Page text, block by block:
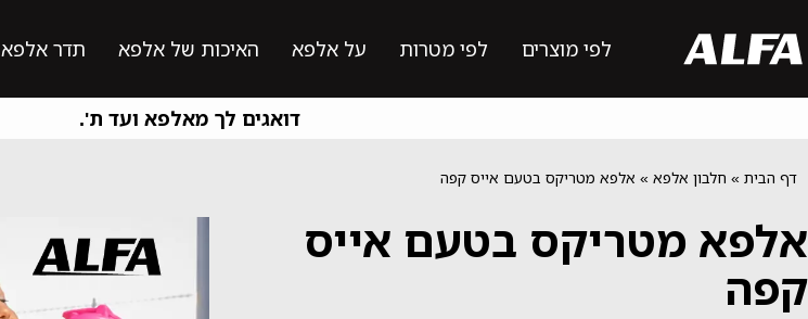
לפי מוצרים לפי מטרות על אלפא האיכות של אלפא תדר אלפא
דואגים לך מאלפא ועד ת'.
דף הבית » חלבון אלפא » אלפא מטריקס בטעם אייס קפה
אלפא מטריקס בטעם אייס
קפה